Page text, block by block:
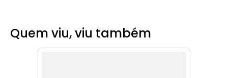
Quem viu, viu também